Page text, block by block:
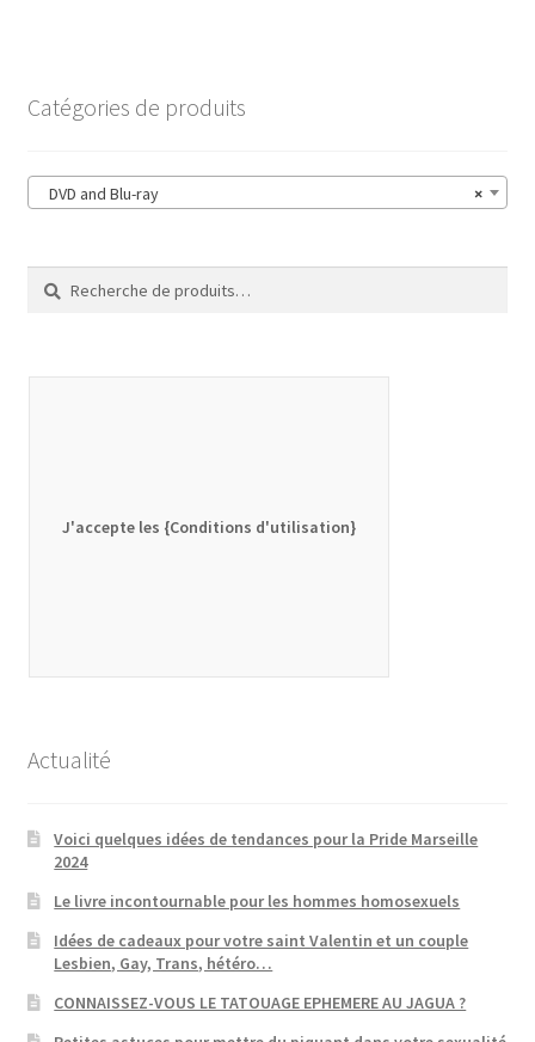
Catégories de produits
×
DVD and Blu-ray
Recherche
pour :
Recherche
J'accepte les {Conditions d'utilisation}
Actualité
Voici quelques idées de tendances pour la Pride Marseille
2024
Le livre incontournable pour les hommes homosexuels
Idées de cadeaux pour votre saint Valentin et un couple
Lesbien, Gay, Trans, hétéro…
CONNAISSEZ-VOUS LE TATOUAGE EPHEMERE AU JAGUA ?